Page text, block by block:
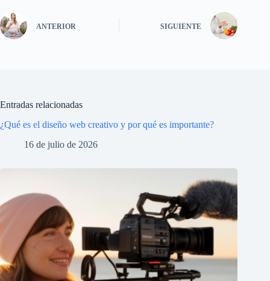
ANTERIOR SIGUIENTE
Entradas relacionadas
¿Qué es el diseño web creativo y por qué es importante?
16 de julio de 2026